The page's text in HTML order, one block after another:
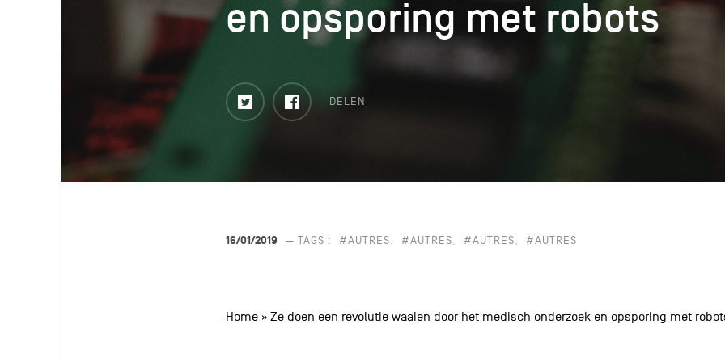
en opsporing met robots
DELEN
Twitter Facebook
en opsporing met robots
16/01/2019 — TAGS : #AUTRES #AUTRES #AUTRES #AUTRES
Home» Ze doen een revolutie waaien door het medisch onderzoek en opsporing met